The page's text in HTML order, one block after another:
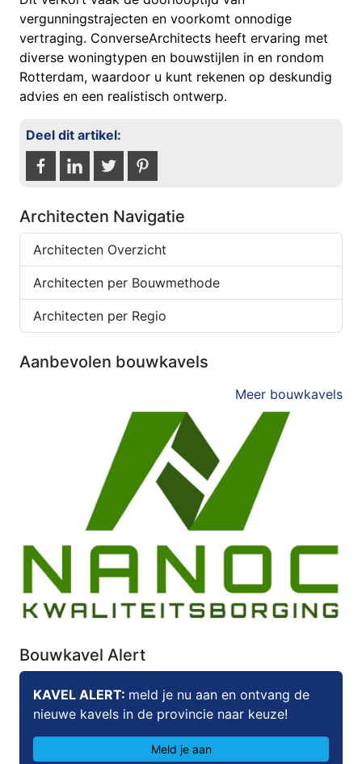
vergunningstrajecten en voorkomt onnodige
vertraging. ConverseArchitects heeft ervaring met
diverse woningtypen en bouwstijlen in en rondom
Rotterdam, waardoor u kunt rekenen op deskundig
advies en een realistisch ontwerp.
Deel dit artikel:
Architecten Navigatie
Architecten Overzicht
Architecten per Bouwmethode
Architecten per Regio
Aanbevolen bouwkavels
Meer bouwkavels
Bouwkavel Alert
KAVEL ALERT: meld je nu aan en ontvang de
nieuwe kavels in de provincie naar keuze!
Meld je aan